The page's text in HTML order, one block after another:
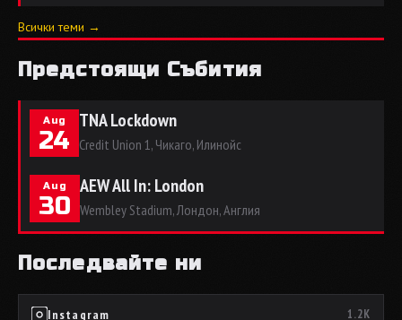
Всички теми →
Предстоящи Събития
Aug
24
TNA Lockdown
Credit Union 1, Чикаго, Илинойс
Aug
30
AEW All In: London
Wembley Stadium, Лондон, Англия
Последвайте ни
Instagram 1.2K